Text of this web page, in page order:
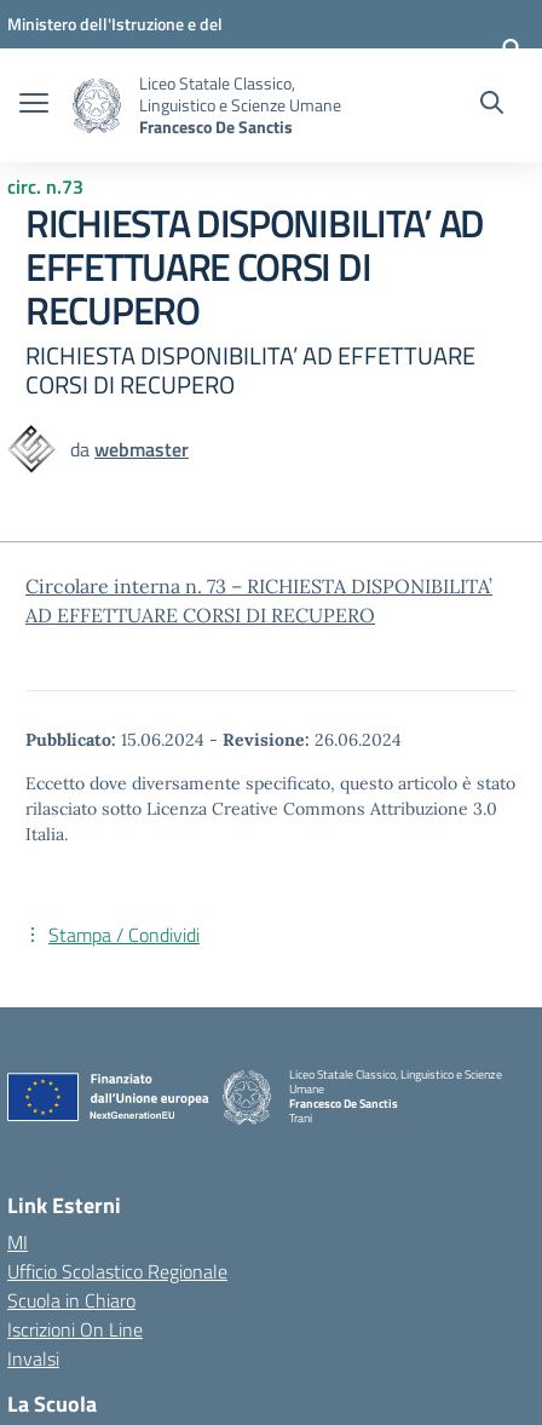
Vai ai contenuti
Vai al menu di navigazione
Vai al footer
Ministero dell'Istruzione e del
Liceo Statale Classico,
Linguistico e Scienze Umane
Francesco De Sanctis
circ. n.73
RICHIESTA DISPONIBILITA’ AD
EFFETTUARE CORSI DI
RECUPERO
RICHIESTA DISPONIBILITA’ AD EFFETTUARE
CORSI DI RECUPERO
dawebmaster
Circolare interna n. 73 – RICHIESTA DISPONIBILITA’
AD EFFETTUARE CORSI DI RECUPERO
Pubblicato: 15.06.2024 - Revisione: 26.06.2024
Eccetto dove diversamente specificato, questo articolo è stato
rilasciato sotto Licenza Creative Commons Attribuzione 3.0
Italia.
Stampa / Condividi
Liceo Statale Classico, Linguistico e Scienze
Umane
Francesco De Sanctis
Trani
Link Esterni
MI
Ufficio Scolastico Regionale
Scuola in Chiaro
Iscrizioni On Line
Invalsi
La Scuola